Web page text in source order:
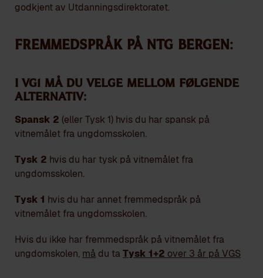
godkjent av Utdanningsdirektoratet.
Fremmedspråk på NTG Bergen:
I VG1 må du velge mellom følgende
alternativ:
Spansk 2 (eller Tysk 1) hvis du har spansk på
vitnemålet fra ungdomsskolen.
Tysk 2 hvis du har tysk på vitnemålet fra
ungdomsskolen.
Tysk 1 hvis du har annet fremmedspråk på
vitnemålet fra ungdomsskolen.
Hvis du ikke har fremmedspråk på vitnemålet fra
ungdomskolen, må du taTysk 1+2 over 3 år på VGS